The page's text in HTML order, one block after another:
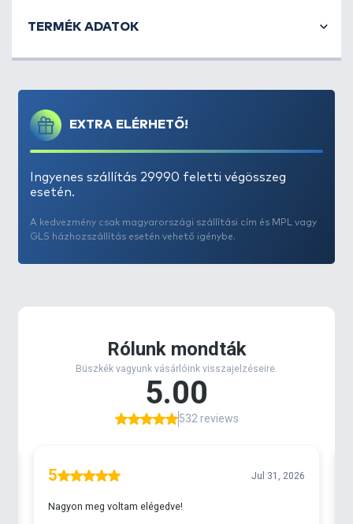
szoktató és helybentartó etetésekhez kínál
etető pelleteket és bojlikat egy családba rendezni,
mégsem kerül majd egy hosszabb túra egy
vagyonba. Nehéz az itt látható pelletek és bojlik
kiváló aromáját, ízét a fotókon keresztül átadni, de
biztosra vesszük, hogy azok, akik kézbe veszik, majd
kipróbálják, megdöbbenve tapasztják, hogy
mennyire fogósak, illetve mennyire kedvező az áruk!
C21 Boiliea céltudatos nagyponty-horgászok
Ezek a minőségi alapanyagokból készült, bojlik24
hatékonyan megoldhatjuk.
azaz főzött csali, amely a víz hőmérsékletétől
függően akár 48 órát is kibír a vízben és remekül
ellenáll a fehérhalak csipkedéseinek, így képes
Hét nyerő ízbenkínáljuk (a C6 Pelletekkel
megtalálható a leghatékonyabb alternatíva:
EXTRA ELÉRHETŐ!
Ingyenes szállítás 29990 feletti végösszeg
esetén.
A kedvezmény csak magyarországi szállítási cím és MPL vagy
GLS házhozszállítás esetén vehető igénybe.
TERMÉK ADATOK